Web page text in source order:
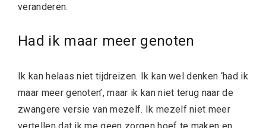
veranderen.
Had ik maar meer genoten
Ik kan helaas niet tijdreizen. Ik kan wel denken ‘had ik
maar meer genoten’, maar ik kan niet terug naar de
zwangere versie van mezelf. Ik mezelf niet meer